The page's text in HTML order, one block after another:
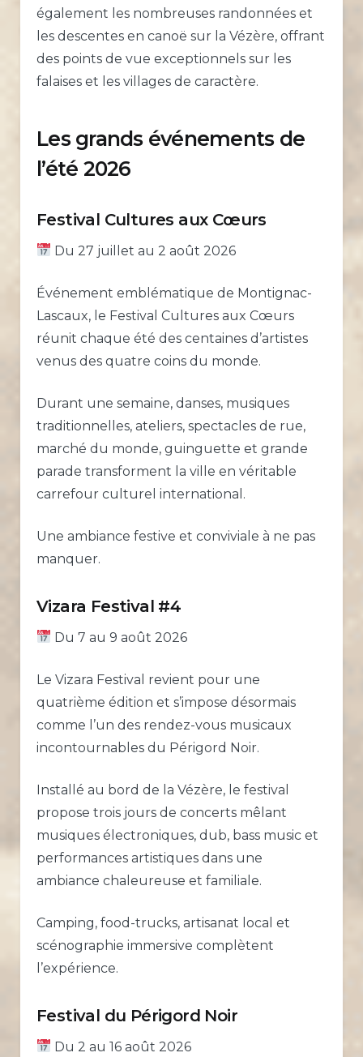
également les nombreuses randonnées et
les descentes en canoë sur la Vézère, offrant
des points de vue exceptionnels sur les
falaises et les villages de caractère.
Les grands événements de
l’été 2026
Festival Cultures aux Cœurs
Du 27 juillet au 2 août 2026
Événement emblématique de Montignac-
Lascaux, le Festival Cultures aux Cœurs
réunit chaque été des centaines d’artistes
venus des quatre coins du monde.
Durant une semaine, danses, musiques
traditionnelles, ateliers, spectacles de rue,
marché du monde, guinguette et grande
parade transforment la ville en véritable
carrefour culturel international.
Une ambiance festive et conviviale à ne pas
manquer.
Vizara Festival #4
Du 7 au 9 août 2026
Le Vizara Festival revient pour une
quatrième édition et s’impose désormais
comme l’un des rendez-vous musicaux
incontournables du Périgord Noir.
Installé au bord de la Vézère, le festival
propose trois jours de concerts mêlant
musiques électroniques, dub, bass music et
performances artistiques dans une
ambiance chaleureuse et familiale.
Camping, food-trucks, artisanat local et
scénographie immersive complètent
l’expérience.
Festival du Périgord Noir
Du 2 au 16 août 2026